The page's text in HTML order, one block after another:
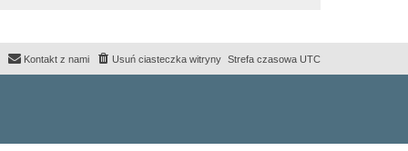
Strefa czasowa UTC
Usuń ciasteczka witryny
Kontakt z nami